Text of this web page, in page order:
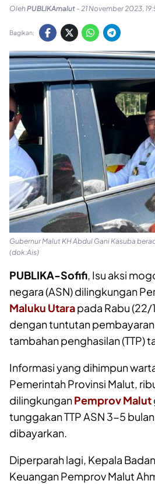
OlehPUBLIKAmalut - 21 November 2023,
Bagikan:
Gubernur Malut KH Abdul Gani Kasuba
(dok:Ais)
PUBLIKA-Sofifi, Isu aksi
negara (ASN) dilingkungan
Maluku Utarapada Rabu (22/
dengan tuntutan
tambahan penghasilan (TTP)
Informasi yang dihimpun
Pemerintah Provinsi Malut,
dilingkunganPemprov Malut
tunggakan TTP ASN 3-5
dibayarkan.
Diperparah lagi, Kepala
Keuangan Pemprov Malut